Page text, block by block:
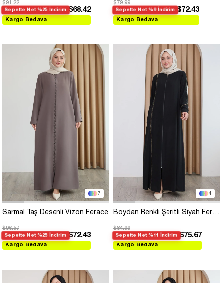
$91.22
Sepette Net %25 İndirim $68.42
Kargo Bedava
$79.99
Sepette Net %9 İndirim $72.43
Kargo Bedava
7
Sarmal Taş Desenli Vizon Ferace
$96.57
Sepette Net %25 İndirim $72.43
Kargo Bedava
4
Boydan Renkli Şeritli Siyah Ferace
$84.99
Sepette Net %11 İndirim $75.67
Kargo Bedava